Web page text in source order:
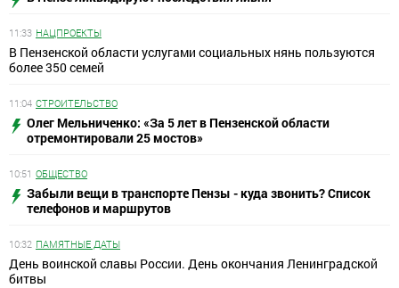
11:33 НАЦПРОЕКТЫ
В Пензенской области услугами социальных нянь пользуются
более 350 семей
11:04 СТРОИТЕЛЬСТВО
Олег Мельниченко: «За 5 лет в Пензенской области
отремонтировали 25 мостов»
10:51 ОБЩЕСТВО
Забыли вещи в транспорте Пензы - куда звонить? Список
телефонов и маршрутов
10:32 ПАМЯТНЫЕ ДАТЫ
День воинской славы России. День окончания Ленинградской
битвы